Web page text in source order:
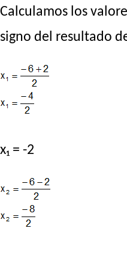
Calculamos los
signo del resultado
x₁ = -2